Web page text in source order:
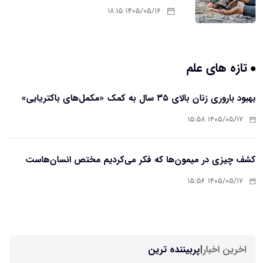
۱۴۰۵/۰۵/۱۶ ۱۸:۱۵
تازه های علم
بهبود باروری زنان بالای ۳۵ سال به کمک «مکمل‌های باکتریایی»
۱۴۰۵/۰۵/۱۷ ۱۵:۵۸
کشف چیزی در میمون‌ها که فکر می‌کردیم مختص انسان‌هاست
۱۴۰۵/۰۵/۱۷ ۱۵:۵۶
اخرین اخبار|پربیننده ترین